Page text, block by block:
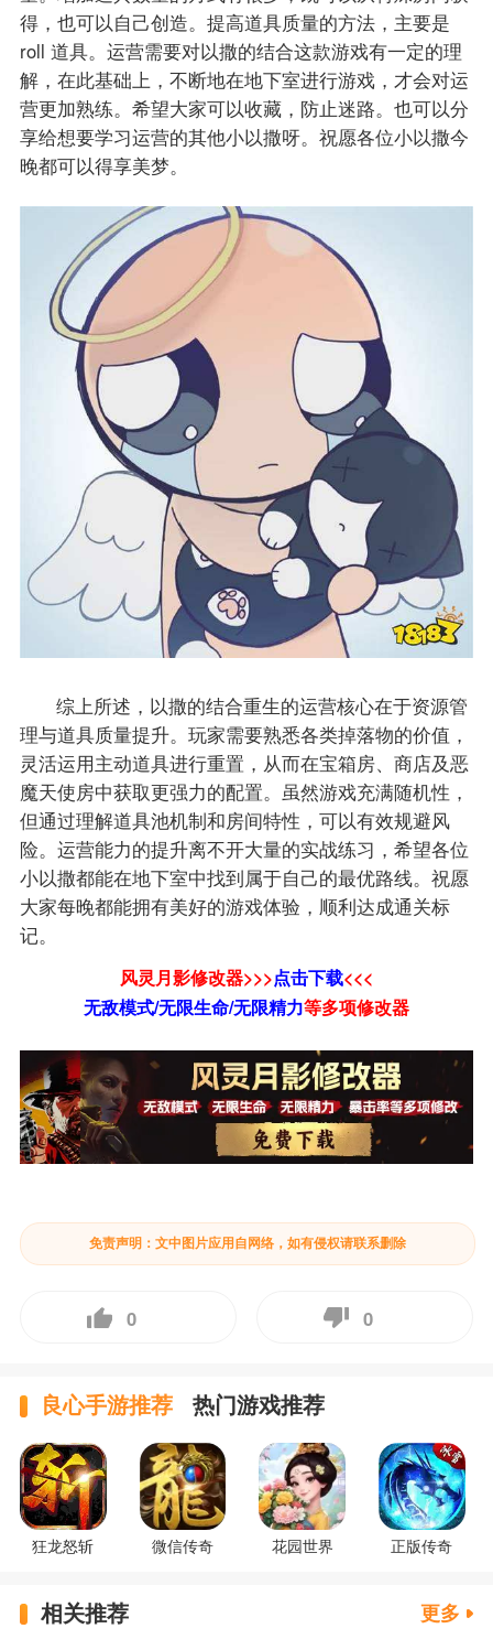
得，也可以自己创造。提高道具质量的方法，主要是
roll 道具。运营需要对以撒的结合这款游戏有一定的理
解，在此基础上，不断地在地下室进行游戏，才会对运
营更加熟练。希望大家可以收藏，防止迷路。也可以分
享给想要学习运营的其他小以撒呀。祝愿各位小以撒今
晚都可以得享美梦。
综上所述，以撒的结合重生的运营核心在于资源管
理与道具质量提升。玩家需要熟悉各类掉落物的价值，
灵活运用主动道具进行重置，从而在宝箱房、商店及恶
魔天使房中获取更强力的配置。虽然游戏充满随机性，
但通过理解道具池机制和房间特性，可以有效规避风
险。运营能力的提升离不开大量的实战练习，希望各位
小以撒都能在地下室中找到属于自己的最优路线。祝愿
大家每晚都能拥有美好的游戏体验，顺利达成通关标
记。
风灵月影修改器>>>点击下载<<<
无敌模式/无限生命/无限精力等多项修改器
免责声明：文中图片应用自网络，如有侵权请联系删除
0 0
良心手游推荐 热门游戏推荐
狂龙怒斩 微信传奇 花园世界 正版传奇
相关推荐 更多